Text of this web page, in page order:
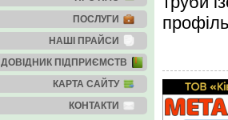
ПОСЛУГИ
НАШІ ПРАЙСИ
ДОВІДНИК ПІДПРИЄМСТВ
КАРТА САЙТУ
КОНТАКТИ